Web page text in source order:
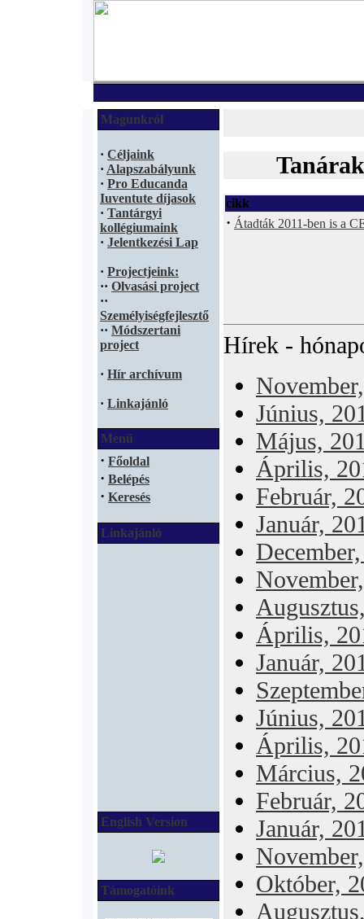
Magunkról
· Céljaink
· Alapszabályunk
· Pro Educanda
Iuventute díjasok
· Tantárgyi
kollégiumaink
· Jelentkezési Lap
· Projectjeink:
·· Olvasási project
··
Személyiségfejlesztő
·· Módszertani
project
· Hír archívum
· Linkajánló
Menü
· Főoldal
· Belépés
· Keresés
Linkajánló
English Version
Támogatóink
cikk
· Átadták 2011-ben is a
Hírek -
Június,
Május,
Április,
Február,
Január,
Április,
Január,
Június,
Április,
Március,
Február,
Január,
Október,